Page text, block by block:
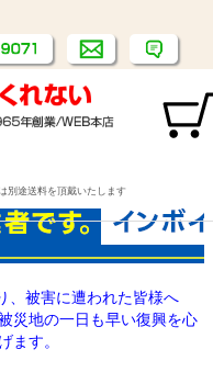
別途送料を頂戴いたします
、被害に遭われた皆様へ
災地の一日も早い復興を心
ます。